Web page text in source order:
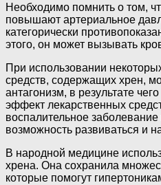
Необходимо помнить о том,
повышают артериальное
категорически
этого, он может вызывать
При использовании
средств, содержащих хрен,
антагонизм, в результате
эффект лекарственных
воспалительное
возможность развиваться и
В народной медицине
хрена. Она сохранила
которые помогут